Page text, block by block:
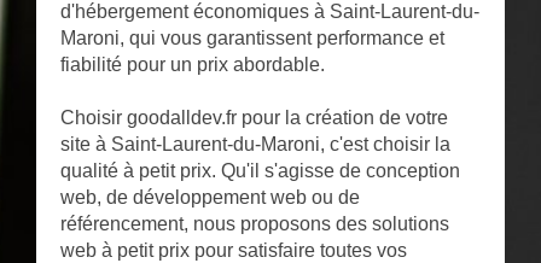
d'hébergement économiques à Saint-Laurent-du-
Maroni, qui vous garantissent performance et
fiabilité pour un prix abordable.
Choisir goodalldev.fr pour la création de votre
site à Saint-Laurent-du-Maroni, c'est choisir la
qualité à petit prix. Qu'il s'agisse de conception
web, de développement web ou de
référencement, nous proposons des solutions
web à petit prix pour satisfaire toutes vos